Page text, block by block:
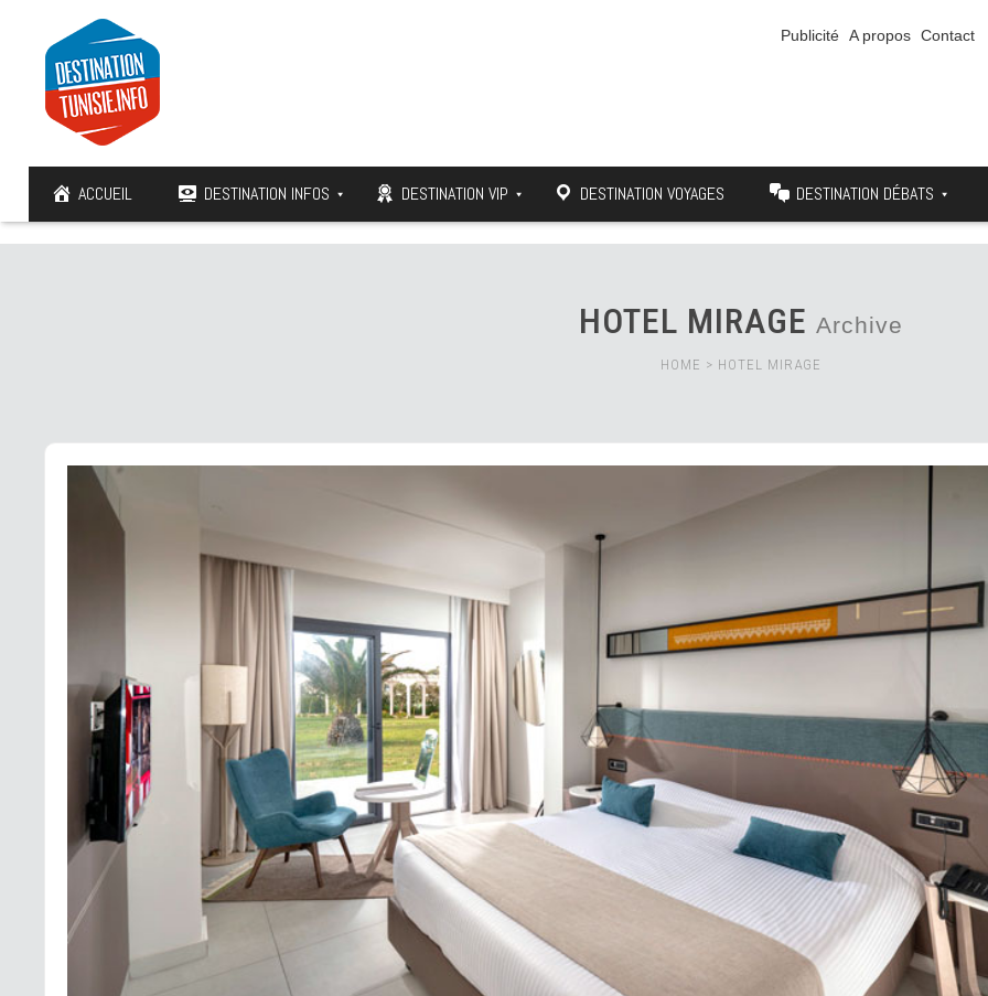
Publicité A propos Contact
ACCUEIL DESTINATION INFOS DESTINATION VIP DESTINATION VOYAGES DESTINATION DÉBATS
HOTEL MIRAGE Archive
HOME > HOTEL MIRAGE